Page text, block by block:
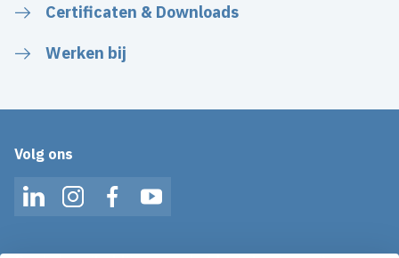
Certificaten & Downloads
Werken bij
Volg ons
LinkedInInstagramFacebookYouTube